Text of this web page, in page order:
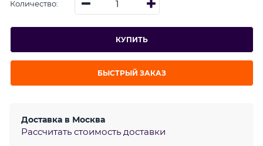
Количество:
КУПИТЬ
БЫСТРЫЙ ЗАКАЗ
Доставка в Москва
Рассчитать стоимость доставки